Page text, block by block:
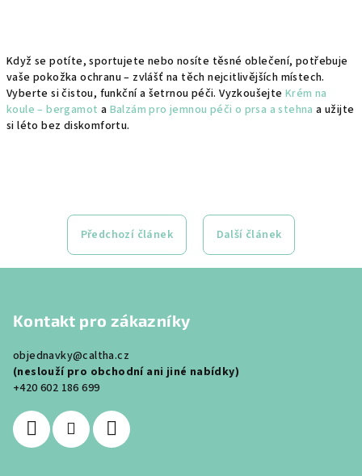
Když se potíte, sportujete nebo nosíte těsné oblečení, potřebuje
vaše pokožka ochranu – zvlášť na těch nejcitlivějších místech.
Vyberte si čistou, funkční a šetrnou péči. Vyzkoušejte Krém na
koule – bergamot a Balzám pro jemnou péči o prsa a stehna a užijte
si léto bez diskomfortu.
Předchozí článek Další článek
Kontakt pro zákazníky
objednavky@caltha.cz
(neslouží pro obchodní ani jiné nabídky)
+420 602 186 699